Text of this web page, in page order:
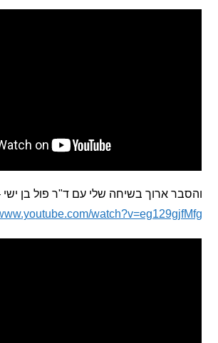
ארוך בשיחה שלי עם ד"ר פול בן ישי –
https://www.youtube.com/